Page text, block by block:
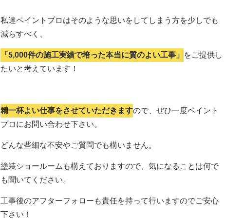
私達ペイントプロはそのような思いをしてしまう方を少しでも
減らすべく、
「5,000件の施工実績で培った本当に質のよい工事」
をご提供し
たいと考えています！
精一杯よい仕事をさせていただきますので、ぜひ一度ペイント
プロにお問い合わせ下さい。
どんな些細な不安やご質問でも構いません。
塗装ショールームも構えておりますので、気になることは何で
も聞いてください。
工事後のアフターフォローも責任を持って行いますのでご安心
下さい！